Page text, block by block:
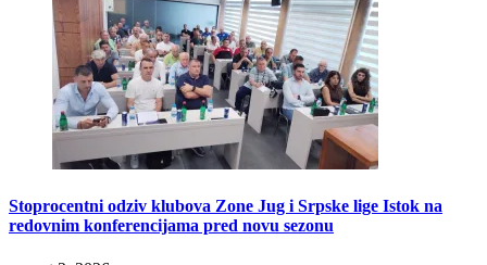
Stoprocentni odziv klubova Zone Jug i Srpske lige Istok na
redovnim konferencijama pred novu sezonu